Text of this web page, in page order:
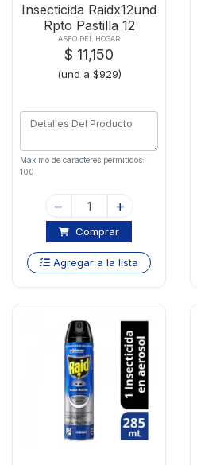
Insecticida Raidx12und
Rpto Pastilla 12
Noches
ASEO DEL HOGAR
$ 11,150
(und a $929)
Maximo de caracteres permitidos:
100
Comprar
Agregar a la lista